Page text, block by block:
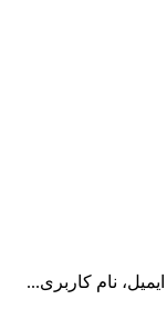
نام کاربری...